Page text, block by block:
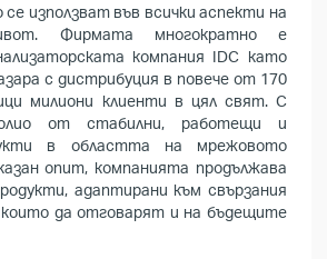
се използват във всички аспекти на
Фирмата многократно е
компания IDC като
с дистрибуция в повече от 170
милиони клиенти в цял свят. С
от стабилни, работещи и
в областта на мрежовото
опит, компанията продължава
адаптирани към свързания
да отговарят и на бъдещите